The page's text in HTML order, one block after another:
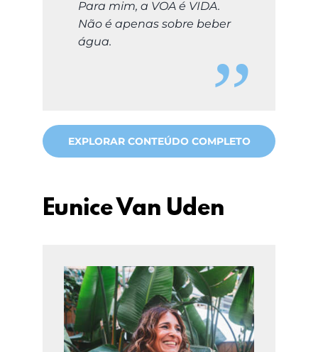
Para mim, a VOA é VIDA.
Não é apenas sobre beber
água.
EXPLORAR CONTEÚDO COMPLETO
Eunice Van Uden